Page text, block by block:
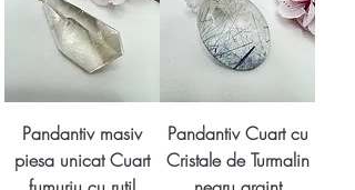
Pandantiv masiv
piesa unicat Cuart
Pandantiv Cuart cu
Cristale de Turmalin